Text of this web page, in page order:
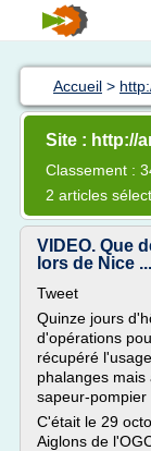
Accueil >
Site : http://
Classement :
2 articles
VIDEO. Que
lors de Nice ...
Tweet
Quinze jours
d'opérations
récupéré
phalanges
sapeur-pompier
C'était le 29
Aiglons de